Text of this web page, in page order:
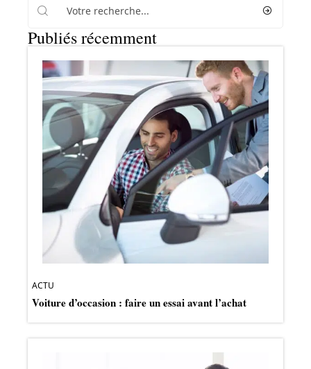
Publiés récemment
ACTU
Voiture d’occasion : faire un essai avant l’achat